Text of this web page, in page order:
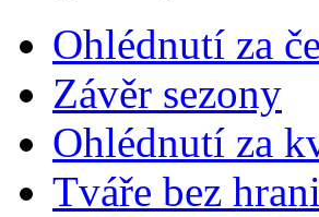
Ohlédnutí za
Závěr sezony
Ohlédnutí za
Tváře bez